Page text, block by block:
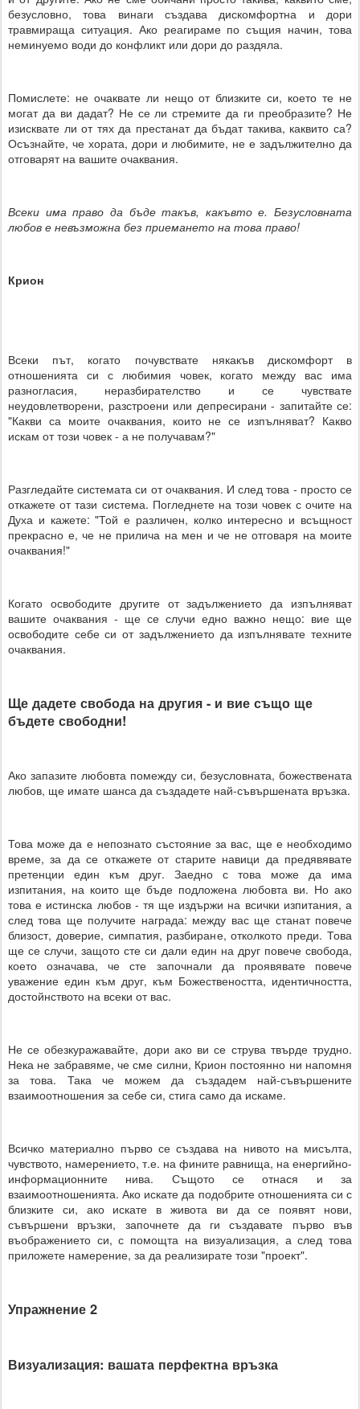
безусловно, това винаги създава дискомфортна и дори
травмираща ситуация. Ако реагираме по същия начин, това
неминуемо води до конфликт или дори до раздяла.
Помислете: не очаквате ли нещо от близките си, което те не
могат да ви дадат? Не се ли стремите да ги преобразите? Не
изисквате ли от тях да престанат да бъдат такива, каквито са?
Осъзнайте, че хората, дори и любимите, не е задължително да
отговарят на вашите очаквания.
Всеки има право да бъде такъв, какъвто е. Безусловната
любов е невъзможна без приемането на това право!
Крион
Всеки път, когато почувствате някакъв дискомфорт в
отношенията си с любимия човек, когато между вас има
разногласия, неразбирателство и се чувствате
неудовлетворени, разстроени или депресирани - запитайте се:
"Какви са моите очаквания, които не се изпълняват? Какво
искам от този човек - а не получавам?"
Разгледайте системата си от очаквания. И след това - просто се
откажете от тази система. Погледнете на този човек с очите на
Духа и кажете: "Той е различен, колко интересно и всъщност
прекрасно е, че не прилича на мен и че не отговаря на моите
очаквания!"
Когато освободите другите от задължението да изпълняват
вашите очаквания - ще се случи едно важно нещо: вие ще
освободите себе си от задължението да изпълнявате техните
очаквания.
Ще дадете свобода на другия - и вие също ще
бъдете свободни!
Ако запазите любовта помежду си, безусловната, божествената
любов, ще имате шанса да създадете най-съвършената връзка.
Това може да е непознато състояние за вас, ще е необходимо
време, за да се откажете от старите навици да предявявате
претенции един към друг. Заедно с това може да има
изпитания, на които ще бъде подложена любовта ви. Но ако
това е истинска любов - тя ще издържи на всички изпитания, а
след това ще получите награда: между вас ще станат повече
близост, доверие, симпатия, разбиране, отколкото преди. Това
ще се случи, защото сте си дали един на друг повече свобода,
което означава, че сте започнали да проявявате повече
уважение един към друг, към Божествеността, идентичността,
достойнството на всеки от вас.
Не се обезкуражавайте, дори ако ви се струва твърде трудно.
Нека не забравяме, че сме силни, Крион постоянно ни напомня
за това. Така че можем да създадем най-съвършените
взаимоотношения за себе си, стига само да искаме.
Всичко материално първо се създава на нивото на мисълта,
чувството, намерението, т.е. на фините равнища, на енергийно-
информационните нива. Същото се отнася и за
взаимоотношенията. Ако искате да подобрите отношенията си с
близките си, ако искате в живота ви да се появят нови,
съвършени връзки, започнете да ги създавате първо във
въображението си, с помощта на визуализация, а след това
приложете намерение, за да реализирате този "проект".
Упражнение 2
Визуализация: вашата перфектна връзка